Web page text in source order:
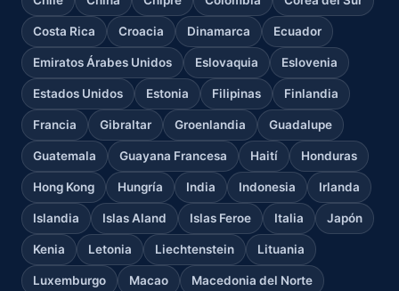
Costa Rica Croacia Dinamarca Ecuador
Emiratos Árabes Unidos Eslovaquia Eslovenia
Estados Unidos Estonia Filipinas Finlandia
Francia Gibraltar Groenlandia Guadalupe
Guatemala Guayana Francesa Haití Honduras
Hong Kong Hungría India Indonesia Irlanda
Islandia Islas Aland Islas Feroe Italia Japón
Kenia Letonia Liechtenstein Lituania
Luxemburgo Macao Macedonia del Norte